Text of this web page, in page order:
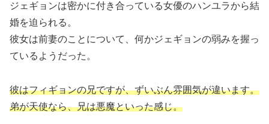
ジェギョンは密かに付き合っている女優のハンユラから結
婚を迫られる。
彼女は前妻のことについて、何かジェギョンの弱みを握っ
ているようだった。
彼はフィギョンの兄ですが、ずいぶん雰囲気が違います。
弟が天使なら、兄は悪魔といった感じ。